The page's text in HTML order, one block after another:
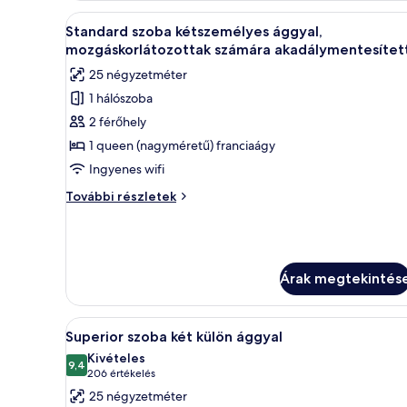
A
következő
szoba
összes
képének
megtekintése:
Standard
szoba
kétszemélyes
ággyal,
Standard szoba
5
Standard szoba kétszemélyes ággyal,
mozgáskorlátozottak számára
25 négyzetméter
1 hálószoba
2 férőhely
1 queen (nagyméretű) franciaágy
Ingyenes wifi
További részletek
Standard
akadálymentesített
további
részletei
Árak
A
következő
szoba
összes
Egy szállodai szoba két
7
Superior szoba két külön ággyal
9,410-ből 9,4
Kivételes
206 értékelés
(206
értékelés)
25 négyzetméter